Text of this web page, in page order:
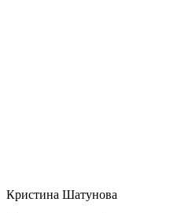
Кристина Шатунова